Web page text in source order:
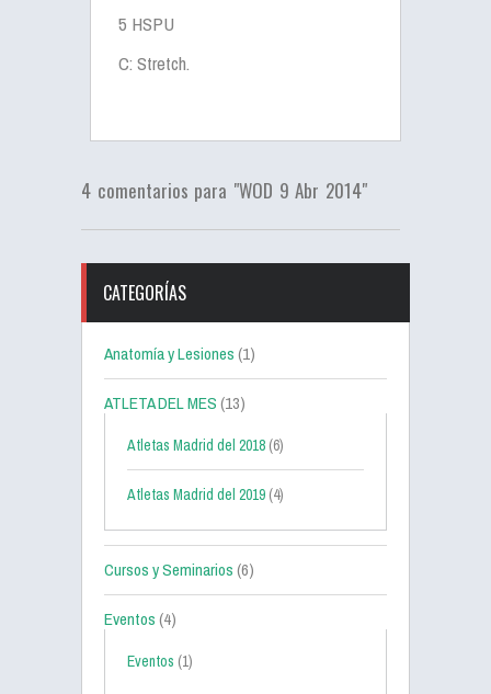
5 HSPU
C: Stretch.
4 comentarios para "WOD 9 Abr 2014"
CATEGORÍAS
Anatomía y Lesiones(1)
ATLETA DEL MES(13)
Atletas Madrid del 2018 (6)
Atletas Madrid del 2019 (4)
Cursos y Seminarios(6)
Eventos(4)
Eventos (1)